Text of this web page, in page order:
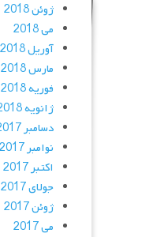
ژوئن 2018
می 2018
آوریل 2018
مارس 2018
فوریه 2018
ژانویه 2018
دسامبر 2017
نوامبر 2017
اکتبر 2017
جولای 2017
ژوئن 2017
می 2017